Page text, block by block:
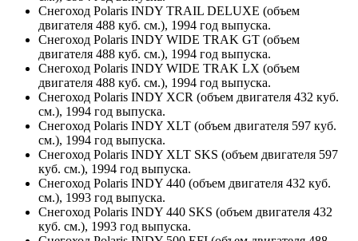
Снегоход Polaris INDY TRAIL DELUXE (объем
двигателя 488 куб. см.), 1994 год выпуска.
Снегоход Polaris INDY WIDE TRAK GT (объем
двигателя 488 куб. см.), 1994 год выпуска.
Снегоход Polaris INDY WIDE TRAK LX (объем
двигателя 488 куб. см.), 1994 год выпуска.
Снегоход Polaris INDY XCR (объем двигателя 432 куб.
см.), 1994 год выпуска.
Снегоход Polaris INDY XLT (объем двигателя 597 куб.
см.), 1994 год выпуска.
Снегоход Polaris INDY XLT SKS (объем двигателя 597
куб. см.), 1994 год выпуска.
Снегоход Polaris INDY 440 (объем двигателя 432 куб.
см.), 1993 год выпуска.
Снегоход Polaris INDY 440 SKS (объем двигателя 432
куб. см.), 1993 год выпуска.